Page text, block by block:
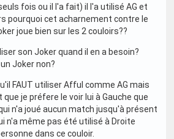
fois ou il l'a fait) il l'a utilisé AG et
pourquoi cet acharnement contre le
joue bien sur les 2 couloirs??
son Joker quand il en a besoin?
Joker non?
FAUT utiliser Afful comme AG mais
je préfere le voir lui à Gauche que
n'a joué aucun match jusqu'à présent
n'a même pas été utilisé à Droite
dans ce couloir.